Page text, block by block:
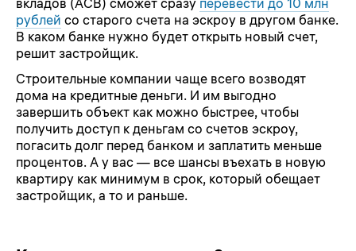
рублей со старого счета на эскроу в другом банке.
В каком банке нужно будет открыть новый счет,
решит застройщик.
Строительные компании чаще всего возводят
дома на кредитные деньги. И им выгодно
завершить объект как можно быстрее, чтобы
получить доступ к деньгам со счетов эскроу,
погасить долг перед банком и заплатить меньше
процентов. А у вас — все шансы въехать в новую
квартиру как минимум в срок, который обещает
застройщик, а то и раньше.